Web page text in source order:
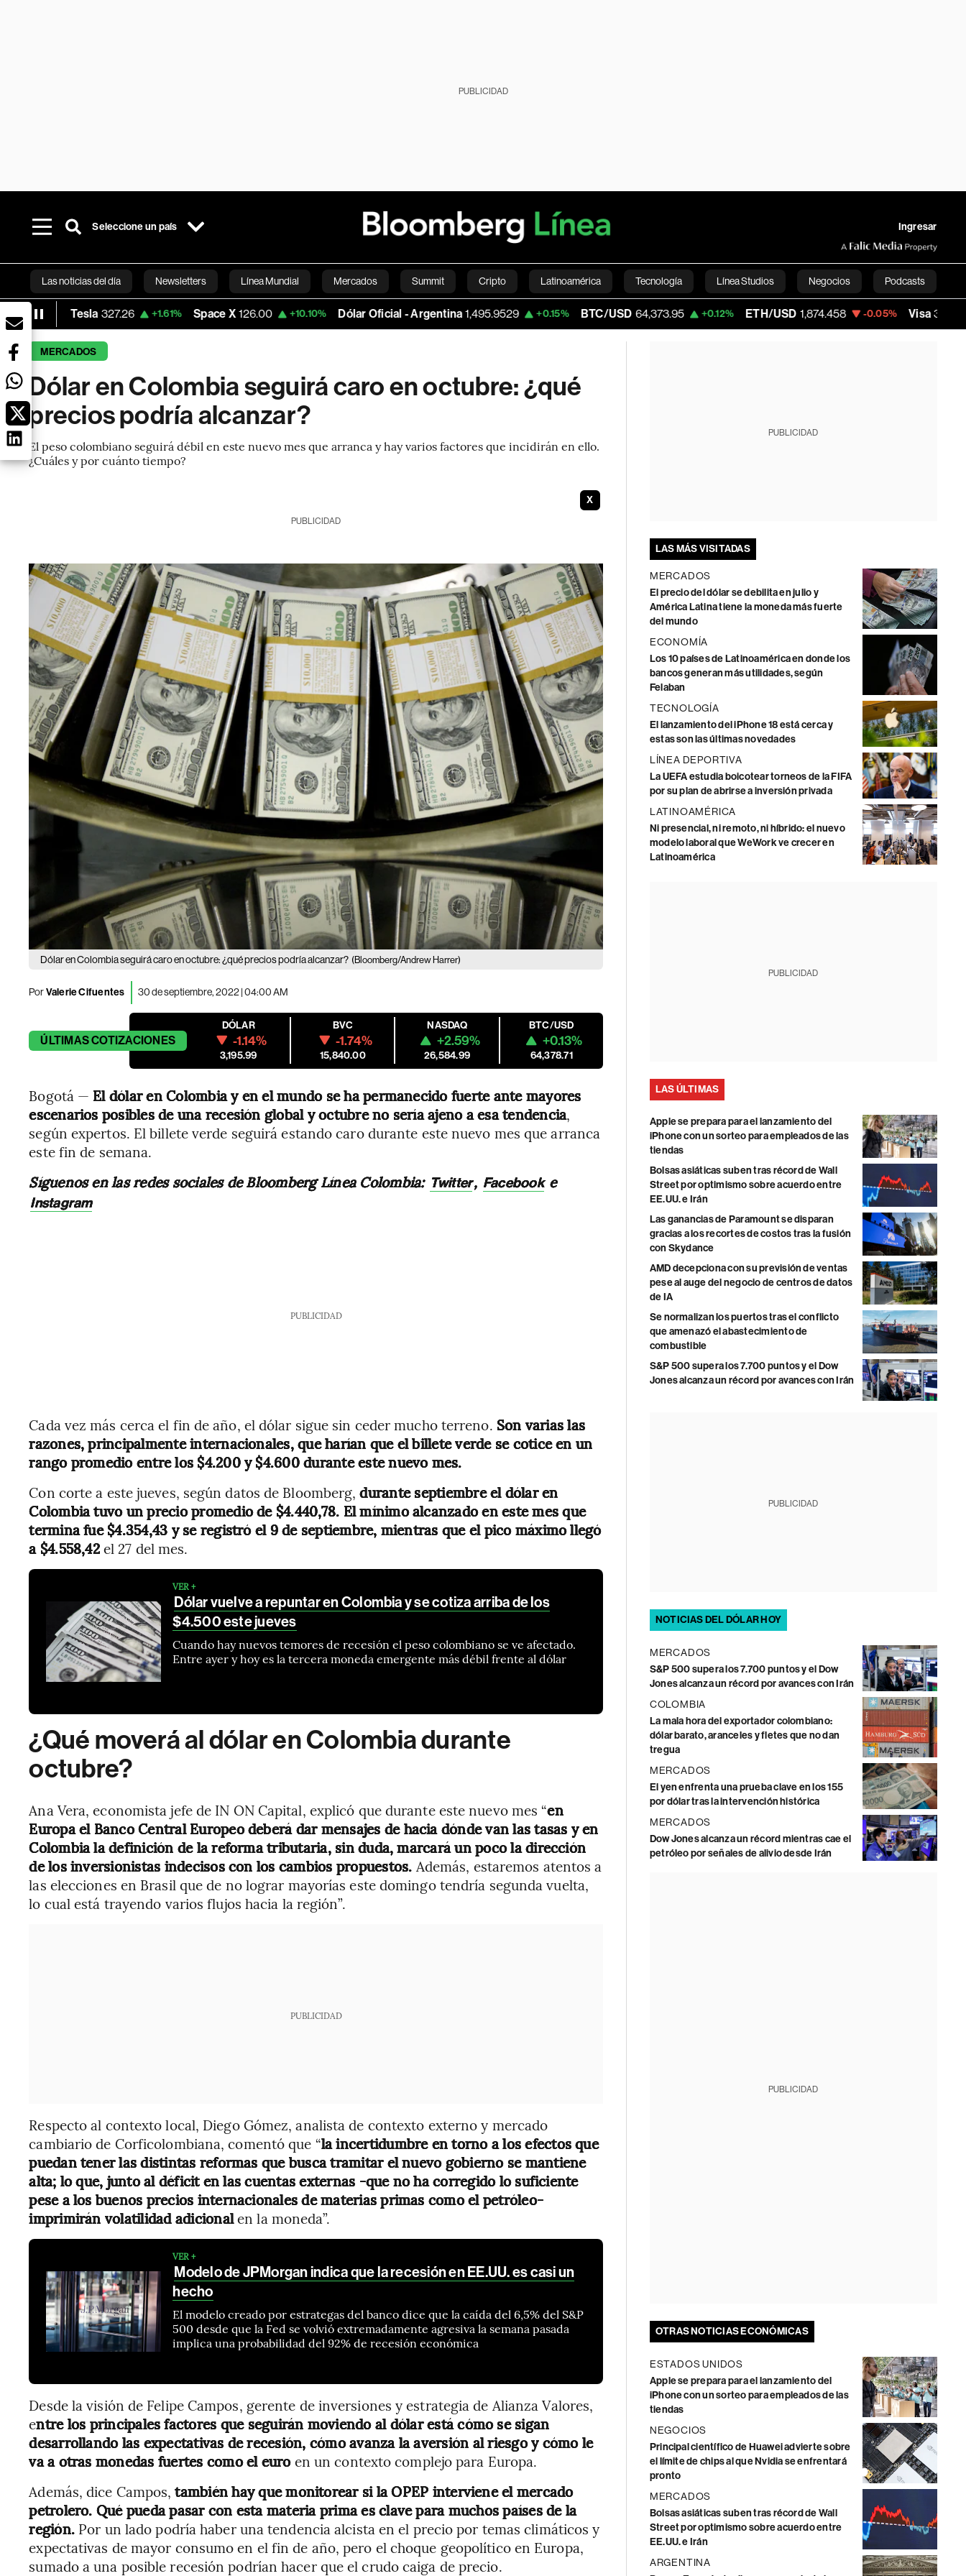
PUBLICIDAD
Seleccione un país Ingresar
Las noticias del día Newsletters Línea Mundial Mercados Summit Cripto Latinoamérica Tecnología Línea Studios Negocios Podcasts
Bloomberg Green Economía Estilo de vida Mundo Videos English
Tesla 327.26 +1.61% Space X 126.00 +10.10% Dólar Oficial - Argentina 1,495.9529 +0.15% BTC/USD 64,373.95 +0.12% ETH/USD 1,874.458 -0.05% Visa 369.59
MERCADOS
Dólar en Colombia seguirá caro en octubre: ¿qué
precios podría alcanzar?
El peso colombiano seguirá débil en este nuevo mes que arranca y hay varios factores que incidirán en ello.
¿Cuáles y por cuánto tiempo?
X
PUBLICIDAD
Dólar en Colombia seguirá caro en octubre: ¿qué precios podría alcanzar? (Bloomberg/Andrew Harrer)
PorValerie Cifuentes 30 de septiembre, 2022 | 04:00 AM
ÚLTIMASCOTIZACIONES
DÓLAR
-1.14%
3,195.99
BVC
-1.74%
15,840.00
NASDAQ
+2.59%
26,584.99
BTC/USD
+0.13%
64,378.71
Bogotá — El dólar en Colombia y en el mundo se ha permanecido fuerte ante mayores
escenarios posibles de una recesión global y octubre no sería ajeno a esa tendencia,
según expertos. El billete verde seguirá estando caro durante este nuevo mes que arranca
este fin de semana.
Síguenos en las redes sociales de Bloomberg Línea Colombia: Twitter, Facebooke
Instagram
PUBLICIDAD
Cada vez más cerca el fin de año, el dólar sigue sin ceder mucho terreno. Son varias las
razones, principalmente internacionales, que harían que el billete verde se cotice en un
rango promedio entre los $4.200 y $4.600 durante este nuevo mes.
Con corte a este jueves, según datos de Bloomberg,durante septiembre el dólar en
Colombia tuvo un precio promedio de $4.440,78. El mínimo alcanzado en este mes que
termina fue $4.354,43 y se registró el 9 de septiembre, mientras que el pico máximo llegó
a $4.558,42el 27 del mes.
VER +
Dólar vuelve a repuntar en Colombia y se cotiza arriba de los
$4.500 este jueves
Cuando hay nuevos temores de recesión el peso colombiano se ve afectado.
Entre ayer y hoy es la tercera moneda emergente más débil frente al dólar
¿Qué moverá al dólar en Colombia durante
octubre?
Ana Vera, economista jefe de IN ON Capital, explicó que durante este nuevo mes “en
Europa el Banco Central Europeo deberá dar mensajes de hacia dónde van las tasas y en
Colombia la definición de la reforma tributaria, sin duda, marcará un poco la dirección
de los inversionistas indecisos con los cambios propuestos. Además, estaremos atentos a
las elecciones en Brasil que de no lograr mayorías este domingo tendría segunda vuelta,
lo cual está trayendo varios flujos hacia la región”.
PUBLICIDAD
Respecto al contexto local, Diego Gómez, analista de contexto externo y mercado
cambiario de Corficolombiana, comentó que “la incertidumbre en torno a los efectos que
puedan tener las distintas reformas que busca tramitar el nuevo gobierno se mantiene
alta; lo que, junto al déficit en las cuentas externas -que no ha corregido lo suficiente
pese a los buenos precios internacionales de materias primas como el petróleo-
imprimirán volatilidad adicionalen la moneda”.
VER +
Modelo de JPMorgan indica que la recesión en EE.UU. es casi un
hecho
El modelo creado por estrategas del banco dice que la caída del 6,5% del S&P
500 desde que la Fed se volvió extremadamente agresiva la semana pasada
implica una probabilidad del 92% de recesión económica
Desde la visión de Felipe Campos, gerente de inversiones y estrategia de Alianza Valores,
entre los principales factores que seguirán moviendo al dólar está cómo se sigan
desarrollando las expectativas de recesión, cómo avanza la aversión al riesgo y cómo le
va a otras monedas fuertes como el euroen un contexto complejo para Europa.
Además, dice Campos,también hay que monitorear si la OPEP interviene el mercado
petrolero. Qué pueda pasar con esta materia prima es clave para muchos países de la
región. Por un lado podría haber una tendencia alcista en el precio por temas climáticos y
expectativas de mayor consumo en el fin de año, pero el choque geopolítico en Europa,
sumado a una posible recesión podrían hacer que el crudo caiga de precio.
PUBLICIDAD
LAS MÁS VISITADAS
MERCADOS
El precio del dólar se debilita en julio y
América Latina tiene la moneda más fuerte
del mundo
ECONOMÍA
Los 10 países de Latinoamérica en donde los
bancos generan más utilidades, según
Felaban
TECNOLOGÍA
El lanzamiento del iPhone 18 está cerca y
estas son las últimas novedades
LÍNEA DEPORTIVA
La UEFA estudia boicotear torneos de la FIFA
por su plan de abrirse a inversión privada
LATINOAMÉRICA
Ni presencial, ni remoto, ni híbrido: el nuevo
modelo laboral que WeWork ve crecer en
Latinoamérica
PUBLICIDAD
LAS ÚLTIMAS
Apple se prepara para el lanzamiento del
iPhone con un sorteo para empleados de las
tiendas
Bolsas asiáticas suben tras récord de Wall
Street por optimismo sobre acuerdo entre
EE.UU. e Irán
Las ganancias de Paramount se disparan
gracias a los recortes de costos tras la fusión
con Skydance
AMD decepciona con su previsión de ventas
pese al auge del negocio de centros de datos
de IA
Se normalizan los puertos tras el conflicto
que amenazó el abastecimiento de
combustible
S&P 500 supera los 7.700 puntos y el Dow
Jones alcanza un récord por avances con Irán
PUBLICIDAD
NOTICIAS DEL DÓLAR HOY
MERCADOS
S&P 500 supera los 7.700 puntos y el Dow
Jones alcanza un récord por avances con Irán
COLOMBIA
La mala hora del exportador colombiano:
dólar barato, aranceles y fletes que no dan
tregua
MERCADOS
El yen enfrenta una prueba clave en los 155
por dólar tras la intervención histórica
MERCADOS
Dow Jones alcanza un récord mientras cae el
petróleo por señales de alivio desde Irán
PUBLICIDAD
OTRAS NOTICIAS ECONÓMICAS
ESTADOS UNIDOS
Apple se prepara para el lanzamiento del
iPhone con un sorteo para empleados de las
tiendas
NEGOCIOS
Principal científico de Huawei advierte sobre
el límite de chips al que Nvidia se enfrentará
pronto
MERCADOS
Bolsas asiáticas suben tras récord de Wall
Street por optimismo sobre acuerdo entre
EE.UU. e Irán
ARGENTINA